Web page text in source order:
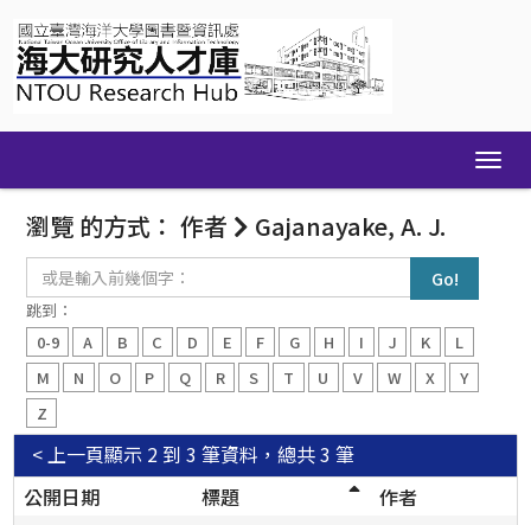
navigation
瀏覽 的方式： 作者 Gajanayake, A. J.
入
前
幾
個
跳到：
0-9
A B C D E F G H I J K
L
M
N O P Q R S T U V W X
Y
Z
顯示 2 到 3 筆資料，總共 3 筆
< 上一頁
公開日期
標題
作者